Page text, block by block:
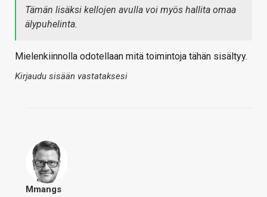
Tämän lisäksi kellojen avulla voi myös hallita omaa
älypuhelinta.
Mielenkiinnolla odotellaan mitä toimintoja tähän sisältyy.
Kirjaudu sisään vastataksesi
Mmangs